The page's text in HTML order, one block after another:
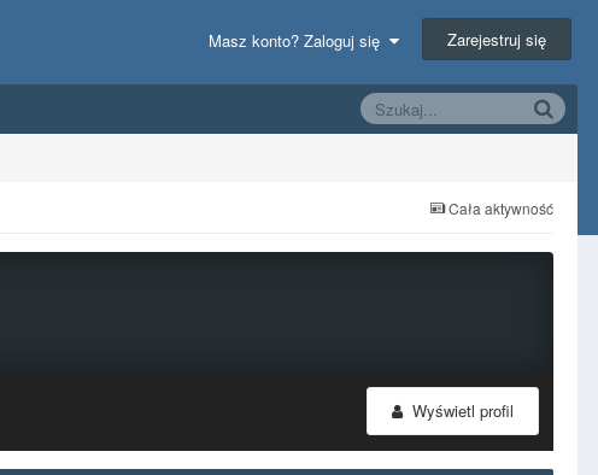
Masz konto? Zaloguj się Zarejestruj się
Cała aktywność
Wyświetl profil